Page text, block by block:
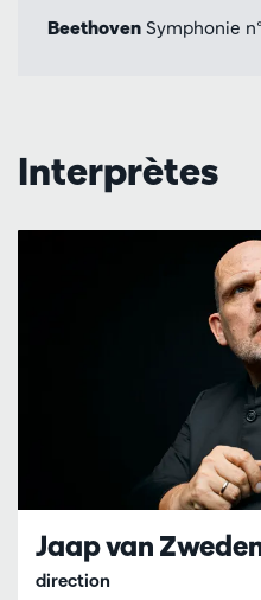
Beethoven Symphonie
Interprètes
Jaap van
direction